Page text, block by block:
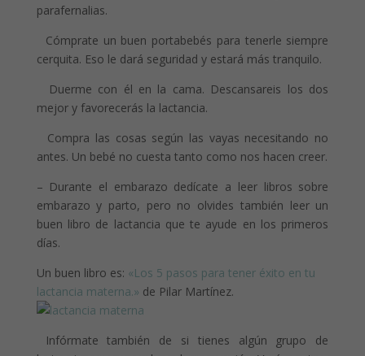
parafernalias.
Cómprate un buen portabebés para tenerle siempre
cerquita. Eso le dará seguridad y estará más tranquilo.
Duerme con él en la cama. Descansareis los dos
mejor y favorecerás la lactancia.
Compra las cosas según las vayas necesitando no
antes. Un bebé no cuesta tanto como nos hacen creer.
– Durante el embarazo dedícate a leer libros sobre
embarazo y parto, pero no olvides también leer un
buen libro de lactancia que te ayude en los primeros
días.
Un buen libro es: «Los 5 pasos para tener éxito en tu
lactancia materna.» de Pilar Martínez.
Infórmate también de si tienes algún grupo de